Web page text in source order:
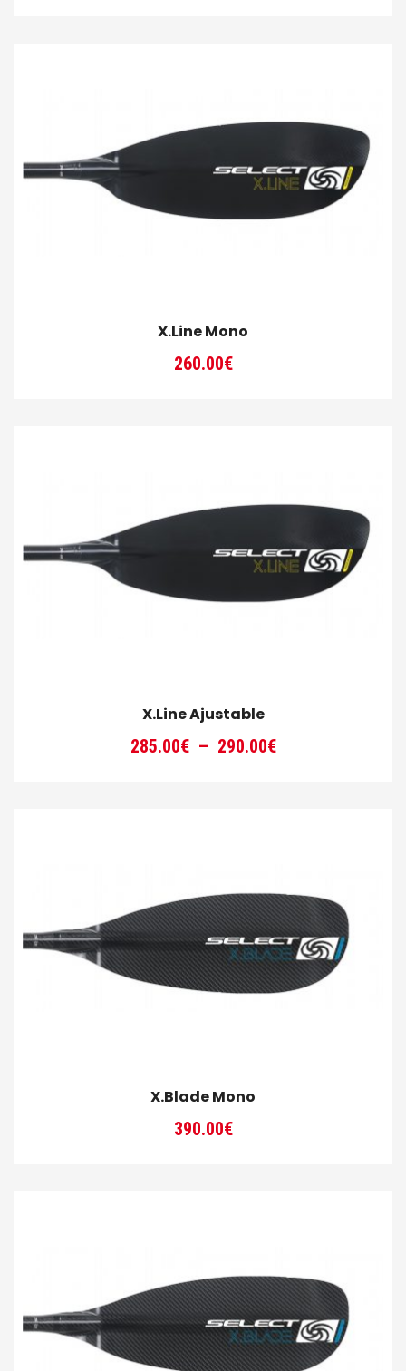
X.Line Mono
260.00€
X.Line Ajustable
285.00€ – 290.00€Plage
X.Blade Mono
390.00€